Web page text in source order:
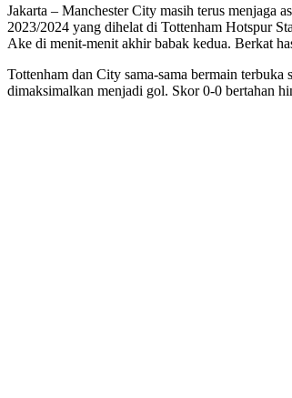
Jakarta – Manchester City masih terus menjaga
2023/2024 yang dihelat di Tottenham Hotspur
Ake di menit-menit akhir babak kedua. Berkat
Tottenham dan City sama-sama bermain
dimaksimalkan menjadi gol. Skor 0-0 bertahan